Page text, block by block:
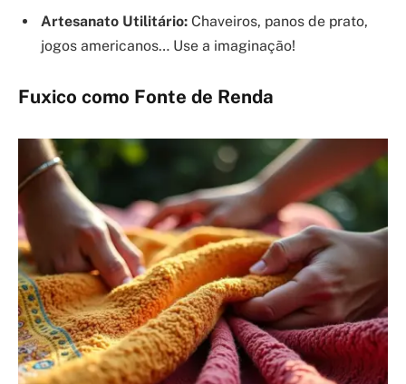
Artesanato Utilitário: Chaveiros, panos de prato,
jogos americanos… Use a imaginação!
Fuxico como Fonte de Renda